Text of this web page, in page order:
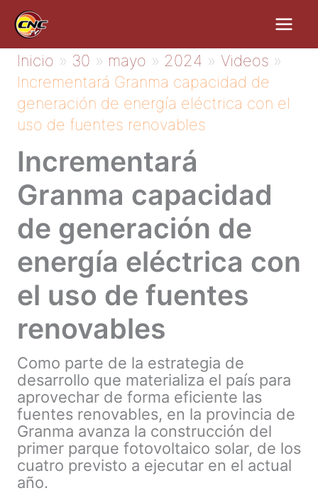
contenido
Inicio 30 mayo 2024
Videos
Incrementará Granma capacidad de
generación de energía eléctrica con el
uso de fuentes renovables
Incrementará
Granma capacidad
de generación de
energía eléctrica con
el uso de fuentes
renovables
Como parte de la estrategia de
desarrollo que materializa el país para
aprovechar de forma eficiente las
fuentes renovables, en la provincia de
Granma avanza la construcción del
primer parque fotovoltaico solar, de los
cuatro previsto a ejecutar en el actual
año.